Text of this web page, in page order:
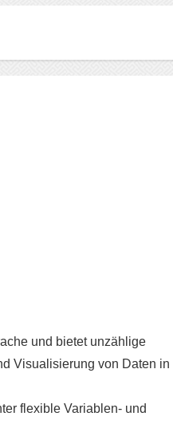
und bietet unzählige
Visualisierung von Daten in
flexible Variablen- und